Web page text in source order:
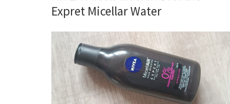
Expret Micellar Water